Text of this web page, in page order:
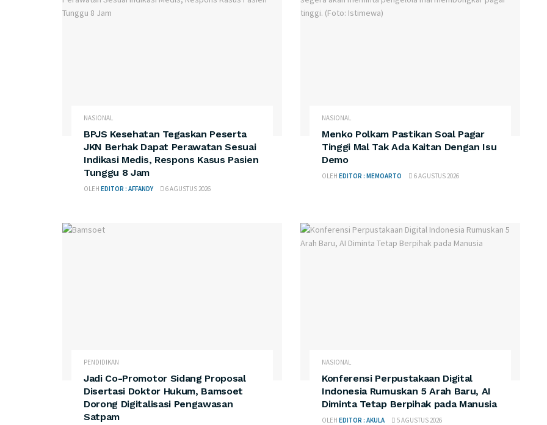
NASIONAL
BPJS Kesehatan Tegaskan Peserta
JKN Berhak Dapat Perawatan Sesuai
Indikasi Medis, Respons Kasus Pasien
Tunggu 8 Jam
OLEH EDITOR : AFFANDY 6 AGUSTUS 2026
NASIONAL
Menko Polkam Pastikan Soal Pagar
Tinggi Mal Tak Ada Kaitan Dengan Isu
Demo
OLEH EDITOR : MEMOARTO 6 AGUSTUS 2026
PENDIDIKAN
Jadi Co-Promotor Sidang Proposal
Disertasi Doktor Hukum, Bamsoet
Dorong Digitalisasi Pengawasan
Satpam
NASIONAL
Konferensi Perpustakaan Digital
Indonesia Rumuskan 5 Arah Baru, AI
Diminta Tetap Berpihak pada Manusia
OLEH EDITOR : AKULA 5 AGUSTUS 2026